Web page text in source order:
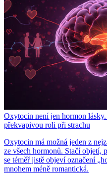
Oxytocin není jen hormon
překvapivou roli při strachu
Oxytocin má možná jeden z
ze všech hormonů. Stačí objetí,
se téměř jistě objeví označení
mnohem méně romantická.